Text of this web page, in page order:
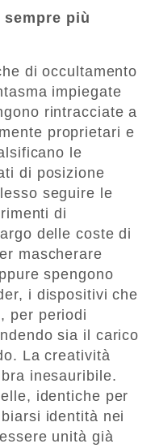
più
di occultamento
impiegate
rintracciate a
proprietari e
le
di posizione
seguire le
di
delle coste di
mascherare
spengono
i dispositivi che
per periodi
sia il carico
La creatività
inesauribile.
identiche per
identità nei
unità già